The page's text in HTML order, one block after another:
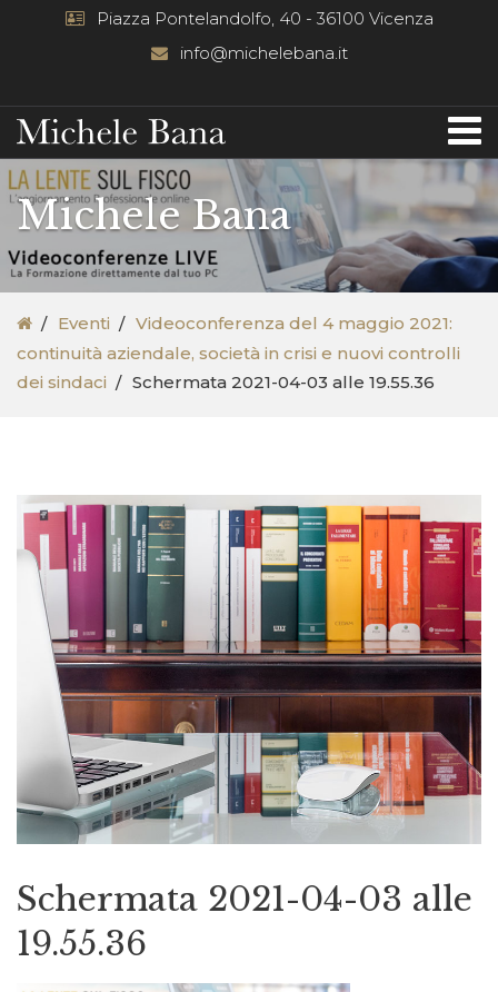
Piazza Pontelandolfo, 40 - 36100 Vicenza
info@michelebana.it
Michele Bana
Eventi
Videoconferenza del 4 maggio 2021:
continuità aziendale, società in crisi e nuovi controlli
dei sindaci
Schermata 2021-04-03 alle 19.55.36
Schermata 2021-04-03 alle
19.55.36